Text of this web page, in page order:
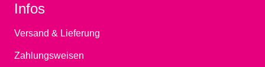
Infos
Versand & Lieferung
Zahlungsweisen